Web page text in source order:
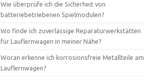
Wie überprüfe ich die Sicherheit von
batteriebetriebenen Spielmodulen?
Wo finde ich zuverlässige Reparaturwerkstätten
für Lauflernwagen in meiner Nähe?
Woran erkenne ich korrosionsfreie Metallteile am
Lauflernwagen?